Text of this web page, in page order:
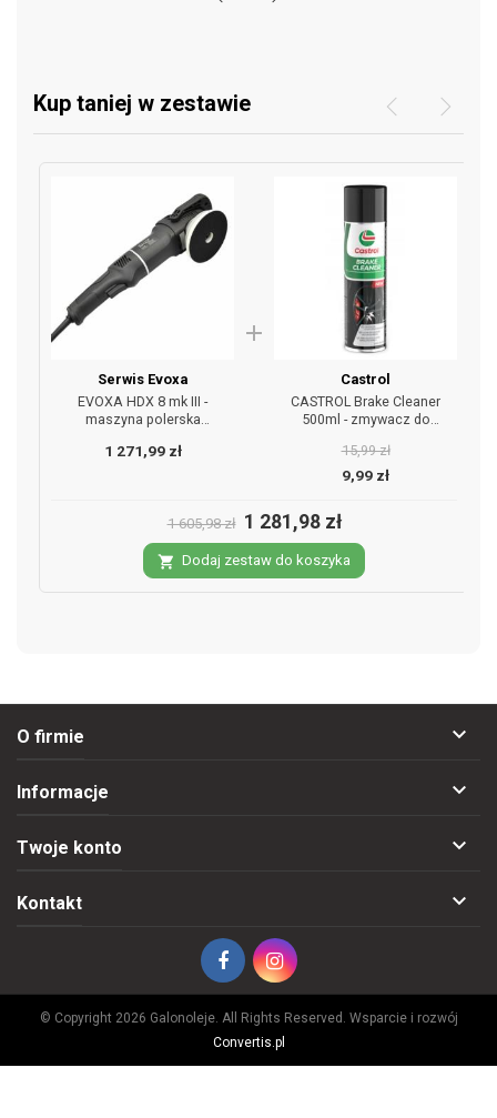
Kup taniej w zestawie
Serwis Evoxa
EVOXA HDX 8 mk III -
maszyna polerska
1 271,99 zł
add
Castrol
CASTROL Brake Cleaner
500ml - zmywacz do
15,99 zł
9,99 zł
1 605,98 zł 1 281,98 zł
shopping_cart Dodaj zestaw do koszyka
O firmie 
Informacje 
Twoje konto 
Kontakt 
© Copyright 2026 Galonoleje. All Rights Reserved. Wsparcie i rozwój
Convertis.pl